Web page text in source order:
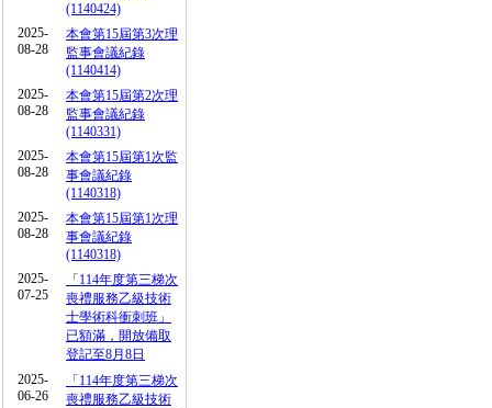
(1140424)
2025-
08-28
本會第15屆第3次理
監事會議紀錄
(1140414)
2025-
08-28
本會第15屆第2次理
監事會議紀錄
(1140331)
2025-
08-28
本會第15屆第1次監
事會議紀錄
(1140318)
2025-
08-28
本會第15屆第1次理
事會議紀錄
(1140318)
2025-
07-25
「114年度第三梯次
喪禮服務乙級技術
士學術科衝刺班」
已額滿，開放備取
登記至8月8日
2025-
06-26
「114年度第三梯次
喪禮服務乙級技術